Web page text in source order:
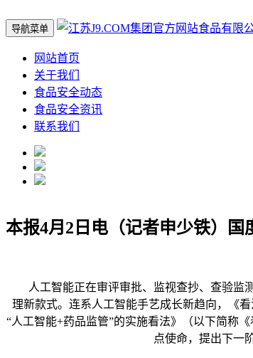
导航菜单
网站首页
关于我们
食品安全动态
食品安全资讯
联系我们
本报4月2日电（记者申少铁）国
人工智能正在审评审批、监视查抄、查验监测
理新款式。连系人工智能手艺成长新趋向，《
“人工智能+药品监管”的实施看法》（以下简称
点使命，提出下一